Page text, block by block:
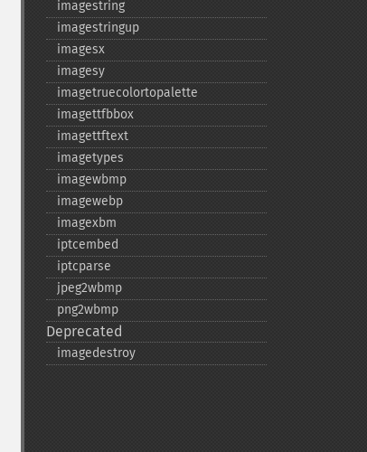
imagestring
imagestringup
imagesx
imagesy
imagetruecolortopalette
imagettfbbox
imagettftext
imagetypes
imagewbmp
imagewebp
imagexbm
iptcembed
iptcparse
jpeg2wbmp
png2wbmp
Deprecated
imagedestroy